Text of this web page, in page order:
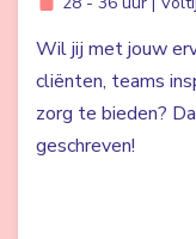
Wil jij met jouw
cliënten, teams
zorg te bieden?
geschreven!